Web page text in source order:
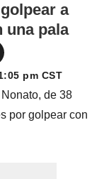
a
una pala
pm CST
de 38
por golpear con